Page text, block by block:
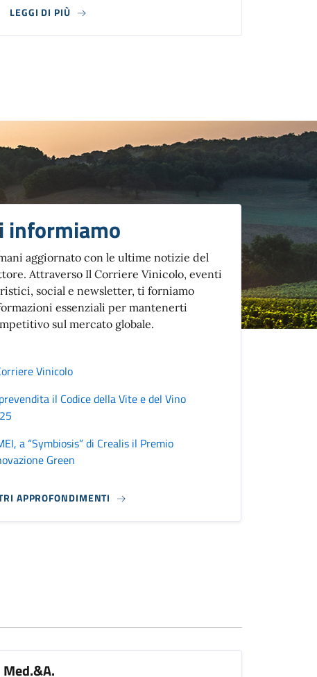
LEGGI DI PIÙ
informiamo
aggiornato con le ultime notizie del
Attraverso Il Corriere Vinicolo, eventi
social e newsletter, ti forniamo
essenziali per mantenerti
sul mercato globale.
Vinicolo
il Codice della Vite e del Vino
a “Symbiosis” di Crealis il Premio
Green
APPROFONDIMENTI
Med.&A.